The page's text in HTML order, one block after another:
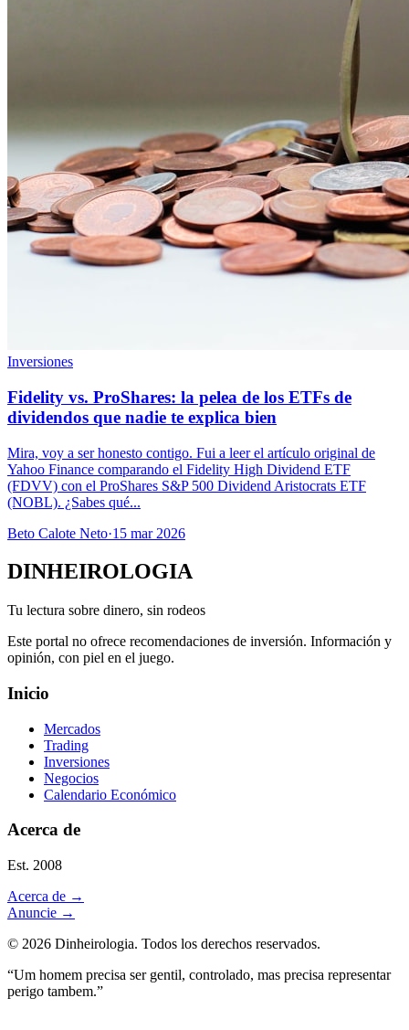
Inversiones
Fidelity vs. ProShares: la pelea de los ETFs de
dividendos que nadie te explica bien
Mira, voy a ser honesto contigo. Fui a leer el artículo original de
Yahoo Finance comparando el Fidelity High Dividend ETF
(FDVV) con el ProShares S&P 500 Dividend Aristocrats ETF
(NOBL). ¿Sabes qué...
Beto Calote Neto·15 mar 2026
DINHEIROLOGIA
Tu lectura sobre dinero, sin rodeos
Este portal no ofrece recomendaciones de inversión. Información y
opinión, con piel en el juego.
Inicio
Mercados
Trading
Inversiones
Negocios
Calendario Económico
Acerca de
Est. 2008
Acerca de →
Anuncie →
© 2026 Dinheirologia. Todos los derechos reservados.
“Um homem precisa ser gentil, controlado, mas precisa representar
perigo tambem.”